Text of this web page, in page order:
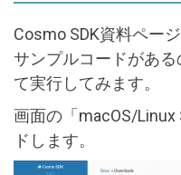
Cosmo SDK資料ペー
サンプルコードがあ
て実行してみます。
画面の「macOS/Linux
ドします。